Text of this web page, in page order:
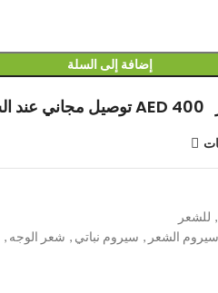
إضافة إلى السلة
, للشعر
سيروم الشعر , سيروم نباتي , شعر الوجه ,